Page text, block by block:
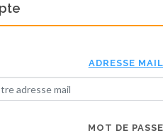
ADRESSE MAIL
MOT DE PASSE